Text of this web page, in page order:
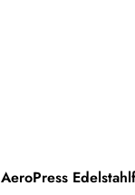
AeroPress